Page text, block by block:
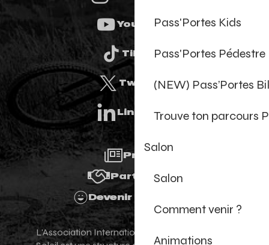
Pass'Portes Kids
Pass'Portes Pédestre
(NEW) Pass’Portes
Trouve ton parcours
Salon
Salon
Comment venir ?
Animations
Youtube
Tiktok
Twitter
Linkedin
Presse
Partenaires
Devenir Bénévole
L'Association Internationale des Portes du